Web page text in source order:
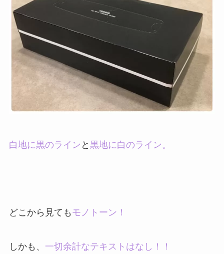
白地に黒のライン と 黒地に白のライン。
どこから見ても モノトーン！
しかも、 一切余計なテキストはなし！！